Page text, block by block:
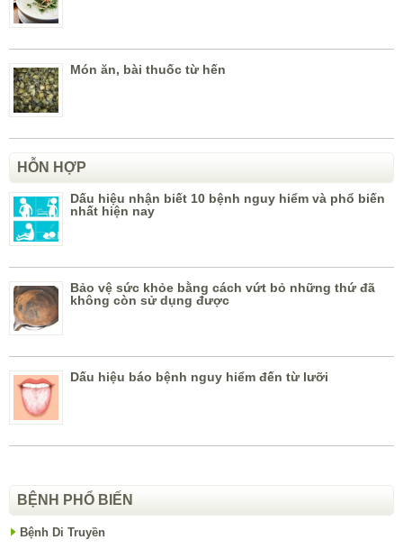
Món ăn, bài thuốc từ hến
HỖN HỢP
Dấu hiệu nhận biết 10 bệnh nguy hiểm và phổ biến
nhất hiện nay
Bảo vệ sức khỏe bằng cách vứt bỏ những thứ đã
không còn sử dụng được
Dấu hiệu báo bệnh nguy hiểm đến từ lưỡi
BỆNH PHỔ BIẾN
Bệnh Di Truyền